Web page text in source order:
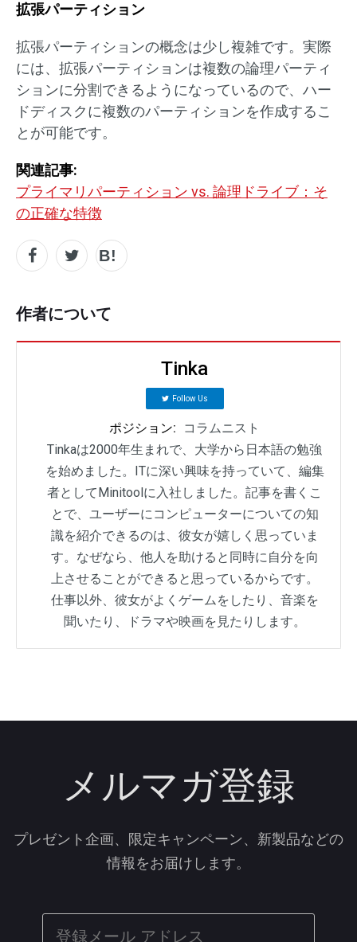
拡張パーティション
拡張パーティションの概念は少し複雑です。実際
には、拡張パーティションは複数の論理パーティ
ションに分割できるようになっているので、ハー
ドディスクに複数のパーティションを作成するこ
とが可能です。
関連記事:
プライマリパーティション vs. 論理ドライブ：そ
の正確な特徴
作者について
Tinka
Follow Us
ポジション:
コラムニスト
Tinkaは2000年生まれで、大学から日本語の勉強
を始めました。ITに深い興味を持っていて、編集
者としてMinitoolに入社しました。記事を書くこ
とで、ユーザーにコンピューターについての知
識を紹介できるのは、彼女が嬉しく思っていま
す。なぜなら、他人を助けると同時に自分を向
上させることができると思っているからです。
仕事以外、彼女がよくゲームをしたり、音楽を
聞いたり、ドラマや映画を見たりします。
メルマガ登録
プレゼント企画、限定キャンペーン、新製品などの
情報をお届けします。